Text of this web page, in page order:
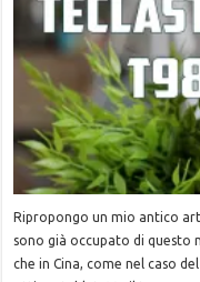
Ripropongo un mio antico
sono già occupato di
che in Cina, come nel caso